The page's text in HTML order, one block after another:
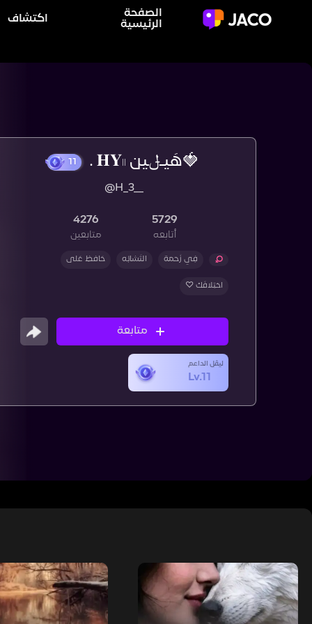
الصفحة
الرئيسية
اكتشاف
‏🍓هَيـݪين 𝐇𝐘𓏺𓏺 .
@H_3__
5729
أتابعه
4276
متابعين
فِي زَحمة التَشابُه حَافظِ عَلى
اختِلافَك ♡
متابعة
ليڤل الداعم
Lv.11